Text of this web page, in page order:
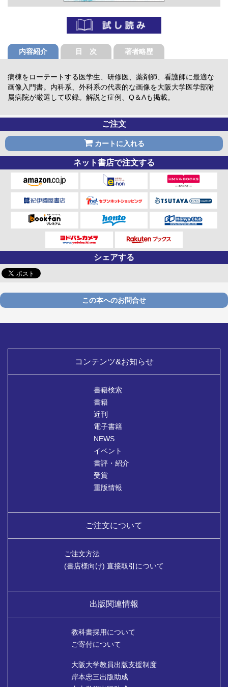
内容紹介 目 次 著者略歴
病棟をローテートする医学生、研修医、薬剤師、看護師に最適な
画像入門書。内科系、外科系の代表的な画像を大阪大学医学部附
属病院が厳選して収録。解説と症例、Q＆Aも掲載。
ご注文
カートに入れる
ネット書店で注文する
シェアする
この本へのお問合せ
コンテンツ&お知らせ
書籍検索
書籍
近刊
電子書籍
NEWS
イベント
書評・紹介
受賞
重版情報
ご注文について
ご注文方法
(書店様向け) 直接取引について
出版関連情報
教科書採用について
ご寄付について
大阪大学教員出版支援制度
岸本忠三出版助成